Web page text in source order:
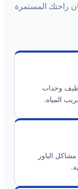
راحتك المستمرة
وحدات
المياه.
الباور